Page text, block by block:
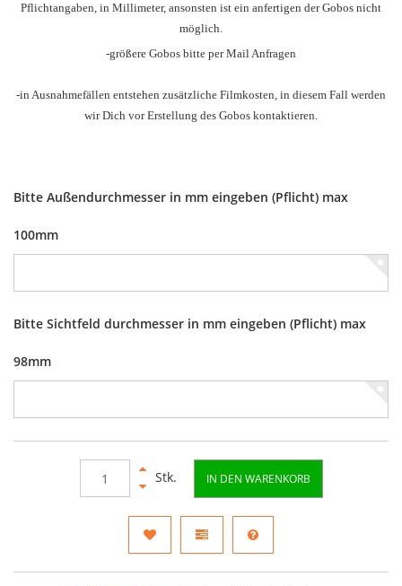
Pflichtangaben, in Millimeter, ansonsten ist ein anfertigen der Gobos nicht
möglich.
-größere Gobos bitte per Mail Anfragen
-in Ausnahmefällen entstehen zusätzliche Filmkosten, in diesem Fall werden
wir Dich vor Erstellung des Gobos kontaktieren.
Bitte Außendurchmesser in mm eingeben (Pflicht) max
100mm
Bitte Sichtfeld durchmesser in mm eingeben (Pflicht) max
98mm
Stk. IN DEN WARENKORB